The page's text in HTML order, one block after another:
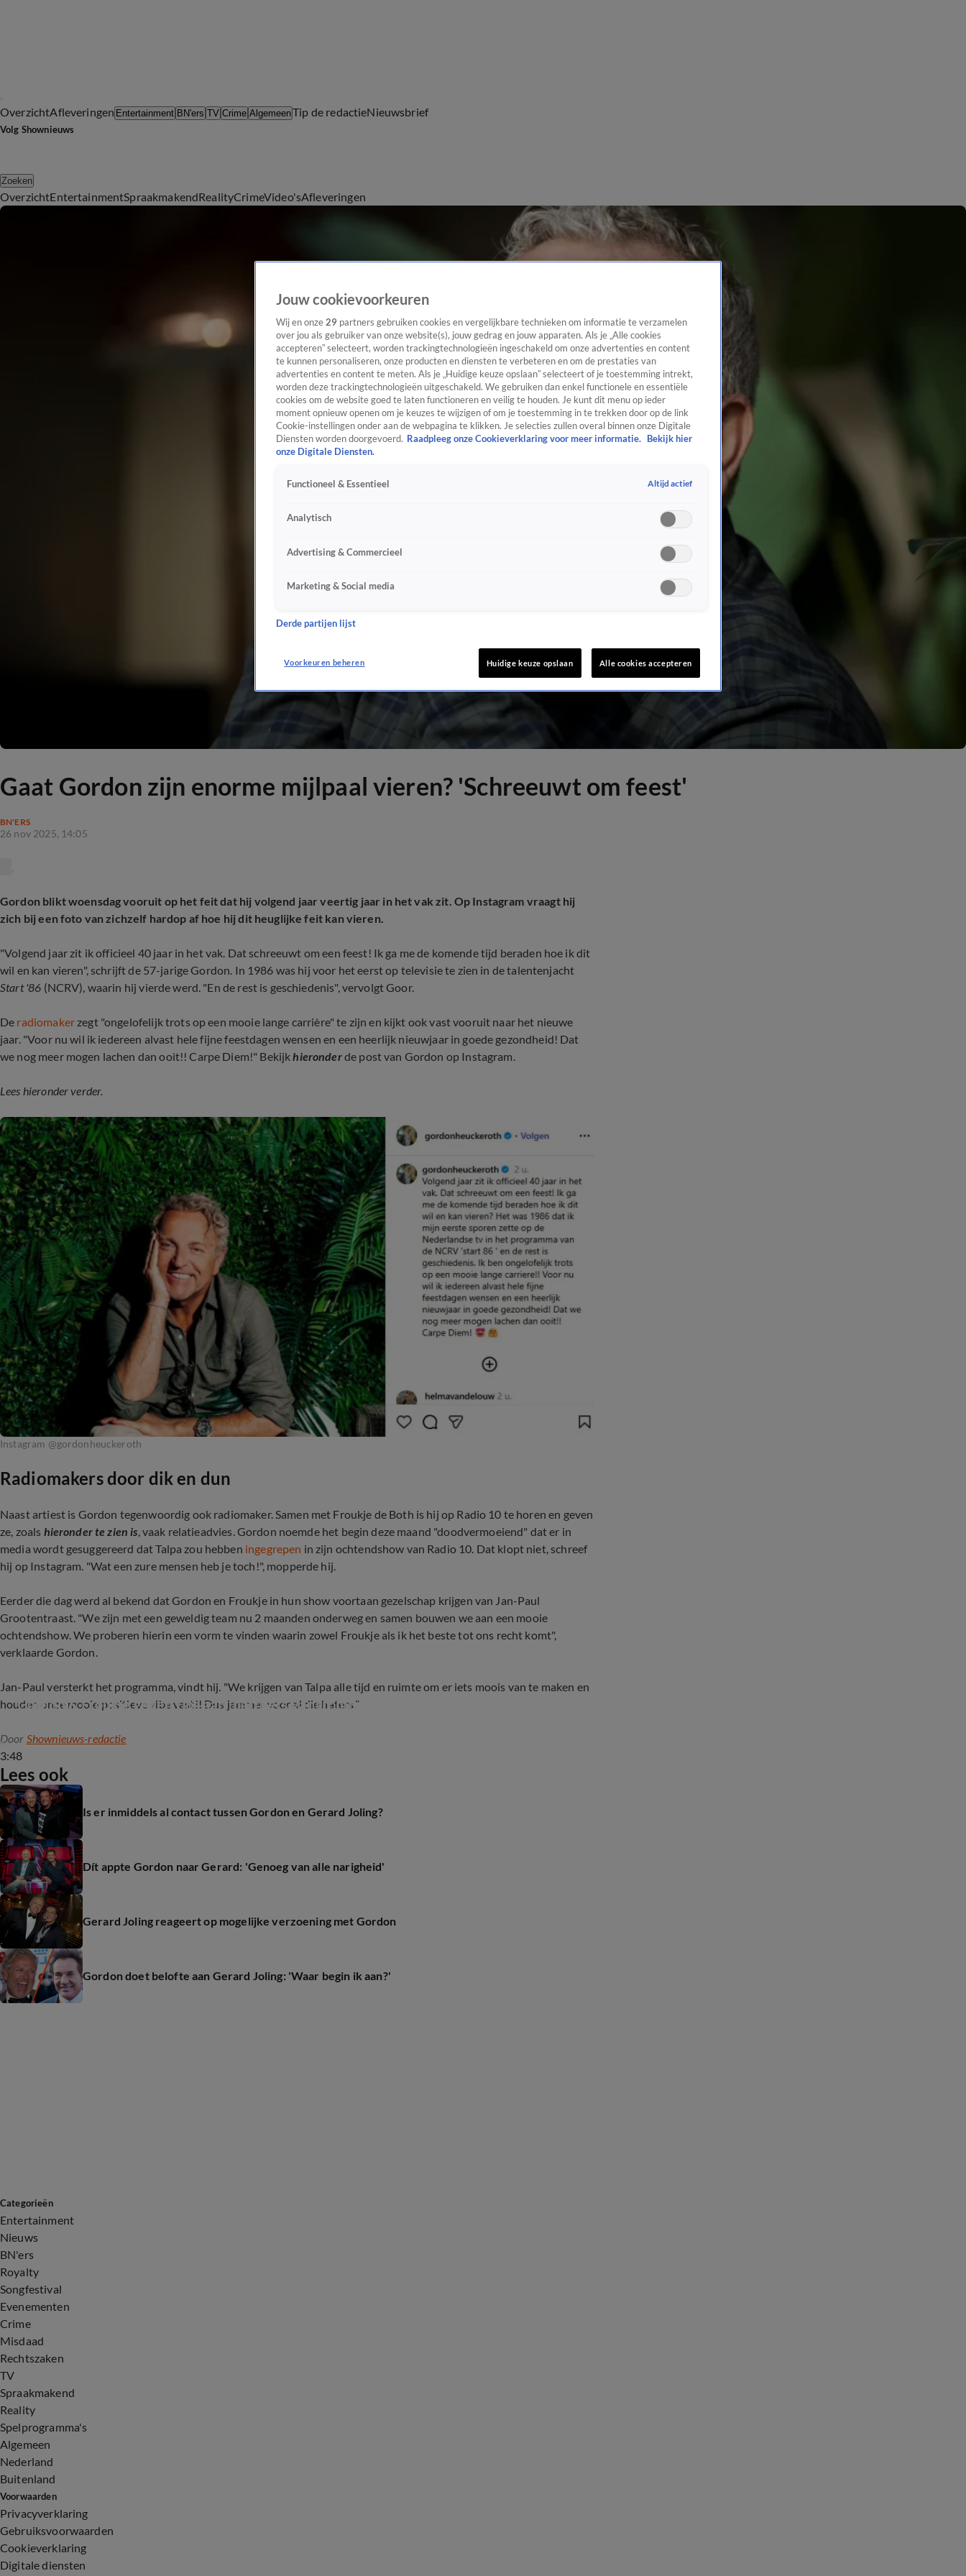
OverzichtAfleveringen Entertainment BN'ers TV Crime AlgemeenTip de redactieNieuwsbrief
Volg Shownieuws
Zoeken
OverzichtEntertainmentSpraakmakendRealityCrimeVideo'sAfleveringen
Gaat Gordon zijn enorme mijlpaal vieren? 'Schreeuwt om feest'
BN'ERS
26 nov 2025, 14:05
Gordon blikt woensdag vooruit op het feit dat hij volgend jaar veertig jaar in het vak zit. Op Instagram vraagt hij
zich bij een foto van zichzelf hardop af hoe hij dit heuglijke feit kan vieren.
"Volgend jaar zit ik officieel 40 jaar in het vak. Dat schreeuwt om een feest! Ik ga me de komende tijd beraden hoe ik dit
wil en kan vieren", schrijft de 57-jarige Gordon. In 1986 was hij voor het eerst op televisie te zien in de talentenjacht
Start '86 (NCRV), waarin hij vierde werd. "En de rest is geschiedenis", vervolgt Goor.
De radiomaker zegt "ongelofelijk trots op een mooie lange carrière" te zijn en kijkt ook vast vooruit naar het nieuwe
jaar. "Voor nu wil ik iedereen alvast hele fijne feestdagen wensen en een heerlijk nieuwjaar in goede gezondheid! Dat
we nog meer mogen lachen dan ooit!! Carpe Diem!" Bekijkhieronderde post van Gordon op Instagram.
Lees hieronder verder.
Instagram @gordonheuckeroth
Radiomakers door dik en dun
Naast artiest is Gordon tegenwoordig ook radiomaker. Samen met Froukje de Both is hij op Radio 10 te horen en geven
ze, zoals hieronder te zien is, vaak relatieadvies. Gordon noemde het begin deze maand "doodvermoeiend" dat er in
media wordt gesuggereerd dat Talpa zou hebben ingegrepen in zijn ochtendshow van Radio 10. Dat klopt niet, schreef
hij op Instagram. "Wat een zure mensen heb je toch!", mopperde hij.
Eerder die dag werd al bekend dat Gordon en Froukje in hun show voortaan gezelschap krijgen van Jan-Paul
Grootentraast. "We zijn met een geweldig team nu 2 maanden onderweg en samen bouwen we aan een mooie
ochtendshow. We proberen hierin een vorm te vinden waarin zowel Froukje als ik het beste tot ons recht komt",
verklaarde Gordon.
Jan-Paul versterkt het programma, vindt hij. "We krijgen van Talpa alle tijd en ruimte om er iets moois van te maken en
houden onze mooie positieve vibe vast!! Dus jammer voor al die haters."
3:48
Gordon & Froukje geven tips aan (partners van) rommelkonten!
Door Shownieuws-redactie
Lees ook
Is er inmiddels al contact tussen Gordon en Gerard Joling?
Dít appte Gordon naar Gerard: 'Genoeg van alle narigheid'
Gerard Joling reageert op mogelijke verzoening met Gordon
Gordon doet belofte aan Gerard Joling: 'Waar begin ik aan?'
Categorieën
Entertainment
Nieuws
BN'ers
Royalty
Songfestival
Evenementen
Crime
Misdaad
Rechtszaken
TV
Spraakmakend
Reality
Spelprogramma's
Algemeen
Nederland
Buitenland
Voorwaarden
Privacyverklaring
Gebruiksvoorwaarden
Cookieverklaring
Digitale diensten
Jouw cookievoorkeuren
Wij en onze 29 partners gebruiken cookies en vergelijkbare technieken om informatie te verzamelen
over jou als gebruiker van onze website(s), jouw gedrag en jouw apparaten. Als je „Alle cookies
accepteren” selecteert, worden trackingtechnologieën ingeschakeld om onze advertenties en content
te kunnen personaliseren, onze producten en diensten te verbeteren en om de prestaties van
advertenties en content te meten. Als je „Huidige keuze opslaan” selecteert of je toestemming intrekt,
worden deze trackingtechnologieën uitgeschakeld. We gebruiken dan enkel functionele en essentiële
cookies om de website goed te laten functioneren en veilig te houden. Je kunt dit menu op ieder
moment opnieuw openen om je keuzes te wijzigen of om je toestemming in te trekken door op de link
Cookie-instellingen onder aan de webpagina te klikken. Je selecties zullen overal binnen onze Digitale
Diensten worden doorgevoerd. Raadpleeg onze Cookieverklaring voor meer informatie. Bekijk hier
onze Digitale Diensten.
Functioneel & Essentieel Altijd actief
Analytisch
Advertising & Commercieel
Marketing & Social media
Derde partijen lijst
Voorkeuren beheren Huidige keuze opslaan Alle cookies accepteren